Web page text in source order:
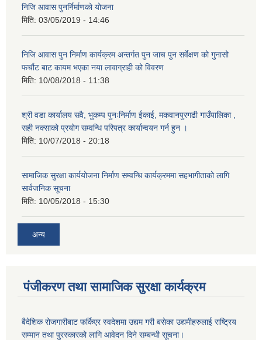
निजि आवास पुनर्निर्माणको योजना
मिति: 03/05/2019 - 14:46
निजि आवास पुन निर्माण कार्यक्रम अन्तर्गत पुन जाच पुन सर्वेक्षण को गुनासो
फर्चौट बाट कायम भएका नया लावाग्राही को विवरण
मिति: 10/08/2018 - 11:38
श्री वडा कार्यालय सवै, भुकम्प पुनःनिर्माण ईकाई, मकवानपुरगढी गाउँपालिका ,
सही नक्साको प्रयोग सम्वन्धि परिपत्र कार्यान्वयन गर्न हुन ।
मिति: 10/07/2018 - 20:18
सामाजिक सुरक्षा कार्ययोजना निर्माण सम्वन्धि कार्यक्रममा सहभागीताको लागि
सार्वजनिक सूचना
मिति: 10/05/2018 - 15:30
अन्य
पंजीकरण तथा सामाजिक सुरक्षा कार्यक्रम
बैदेशिक रोजगारीबाट फर्किएर स्वदेशमा उद्यम गरी बसेका उद्यमीहरुलाई राष्‍ट्रिय
सम्मान तथा पुरस्कारको लागि आवेदन दिने सम्बन्धी सूचना।